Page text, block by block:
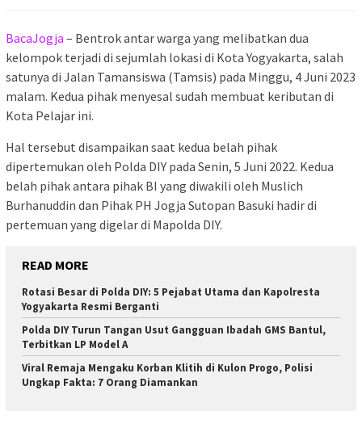
BacaJogja – Bentrok antar warga yang melibatkan dua
kelompok terjadi di sejumlah lokasi di Kota Yogyakarta, salah
satunya di Jalan Tamansiswa (Tamsis) pada Minggu, 4 Juni 2023
malam. Kedua pihak menyesal sudah membuat keributan di
Kota Pelajar ini.
Hal tersebut disampaikan saat kedua belah pihak
dipertemukan oleh Polda DIY pada Senin, 5 Juni 2022. Kedua
belah pihak antara pihak BI yang diwakili oleh Muslich
Burhanuddin dan Pihak PH Jogja Sutopan Basuki hadir di
pertemuan yang digelar di Mapolda DIY.
READ MORE
Rotasi Besar di Polda DIY: 5 Pejabat Utama dan Kapolresta
Yogyakarta Resmi Berganti
Polda DIY Turun Tangan Usut Gangguan Ibadah GMS Bantul,
Terbitkan LP Model A
Viral Remaja Mengaku Korban Klitih di Kulon Progo, Polisi
Ungkap Fakta: 7 Orang Diamankan